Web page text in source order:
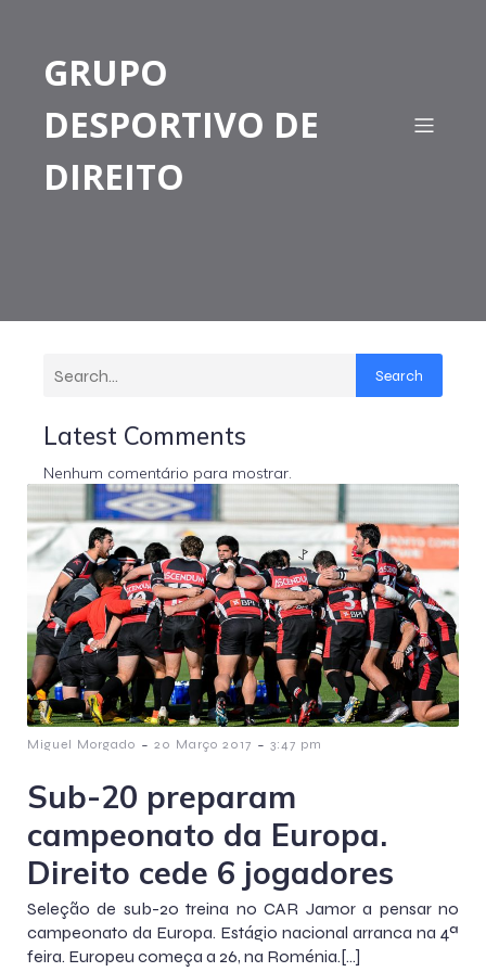
GRUPO
DESPORTIVO DE
DIREITO
Search
Latest Comments
Nenhum comentário para mostrar.
Miguel Morgado - 20 Março 2017 - 3:47 pm
Sub-20 preparam
campeonato da Europa.
Direito cede 6 jogadores
Seleção de sub-20 treina no CAR Jamor a pensar no
campeonato da Europa. Estágio nacional arranca na 4ª
feira. Europeu começa a 26, na Roménia.[…]